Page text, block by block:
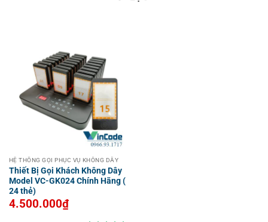
HỆ THỐNG GỌI PHỤC VỤ KHÔNG DÂY
Thiết Bị Gọi Khách Không Dây
Model VC-GK024 Chính Hãng (
24 thẻ)
4.500.000₫